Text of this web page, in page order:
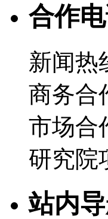
合作
新闻热
商务合
市场合
研究院
站内